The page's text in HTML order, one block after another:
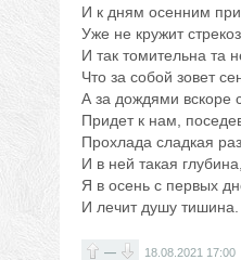
И к дням осенним
Уже не кружит
И так томительна та
Что за собой зовет
А за дождями вскоре
Придет к нам,
Прохлада сладкая
И в ней такая глубина,
Я в осень с первых
И лечит душу тишина.
— 18.08.2021 17:00